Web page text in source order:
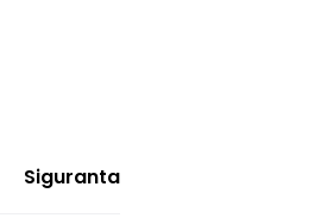
Siguranta